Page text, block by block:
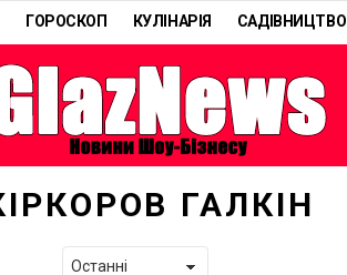
ГОРОСКОП КУЛІНАРІЯ САДІВНИЦТВО
ГАЛКІН